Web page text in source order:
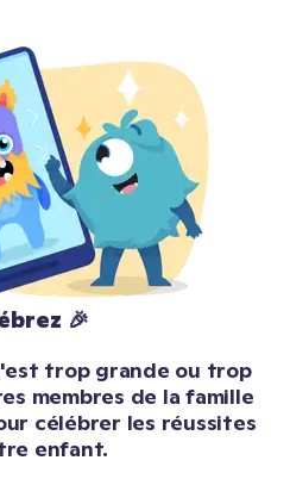
🎉
trop grande ou trop
membres de la famille
célébrer les réussites
enfant.